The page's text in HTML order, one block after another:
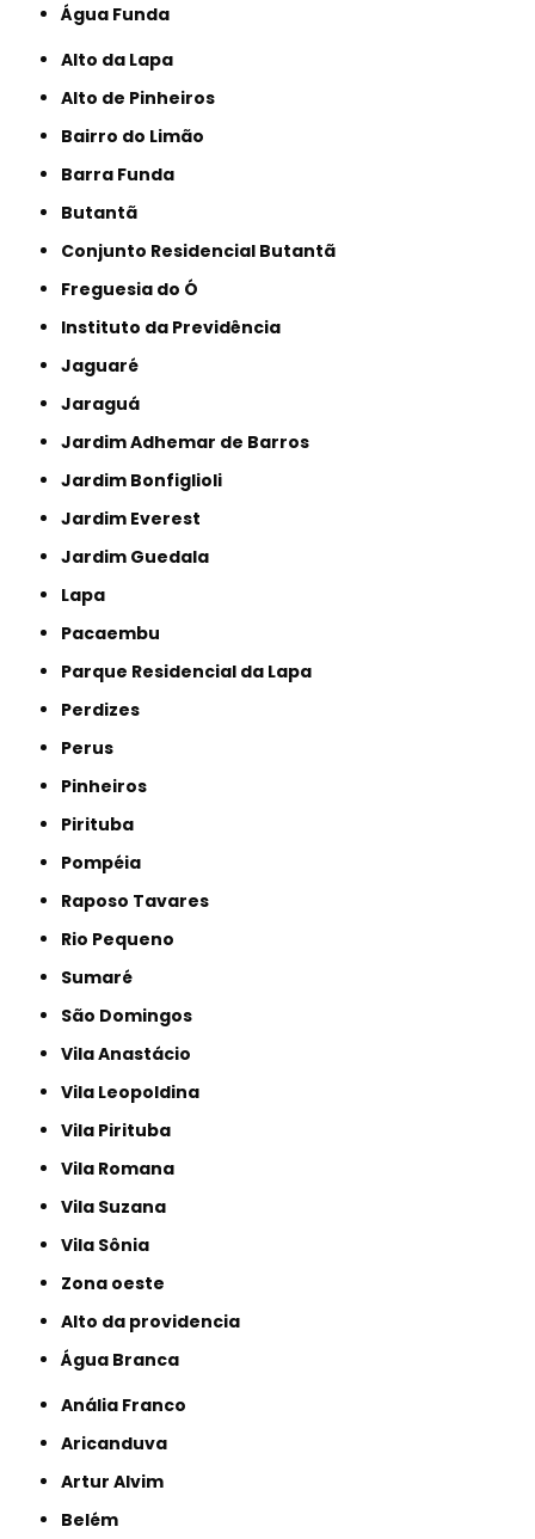
Água Funda
Alto da Lapa
Alto de Pinheiros
Bairro do Limão
Barra Funda
Butantã
Conjunto Residencial Butantã
Freguesia do Ó
Instituto da Previdência
Jaguaré
Jaraguá
Jardim Adhemar de Barros
Jardim Bonfiglioli
Jardim Everest
Jardim Guedala
Lapa
Pacaembu
Parque Residencial da Lapa
Perdizes
Perus
Pinheiros
Pirituba
Pompéia
Raposo Tavares
Rio Pequeno
Sumaré
São Domingos
Vila Anastácio
Vila Leopoldina
Vila Pirituba
Vila Romana
Vila Suzana
Vila Sônia
Zona oeste
alto da providencia
Água Branca
Anália Franco
Aricanduva
Artur Alvim
Belém